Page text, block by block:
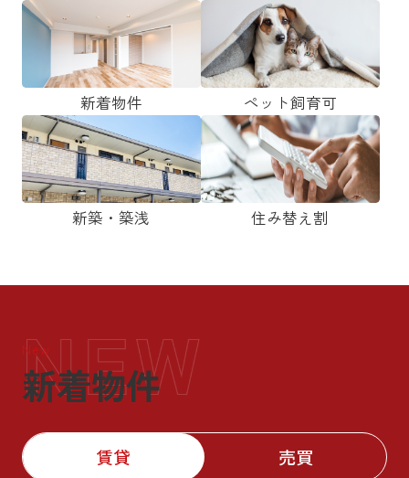
新着物件 ペット飼育可
新築・築浅 住み替え割
New
新着物件
賃貸 売買